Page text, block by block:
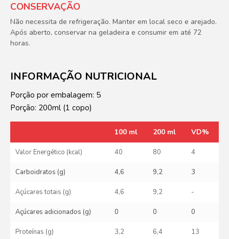
CONSERVAÇÃO
Não necessita de refrigeração. Manter em local seco e arejado.
Após aberto, conservar na geladeira e consumir em até 72
horas.
INFORMAÇÃO NUTRICIONAL
Porção por embalagem: 5
Porção: 200ml (1 copo)
100 ml 200 ml VD%
Valor Energético (kcal) 40 80 4
Carboidratos (g) 4,6 9,2 3
Açúcares totais (g) 4,6 9,2 -
Açúcares adicionados (g) 0 0 0
Proteínas (g) 3,2 6,4 13